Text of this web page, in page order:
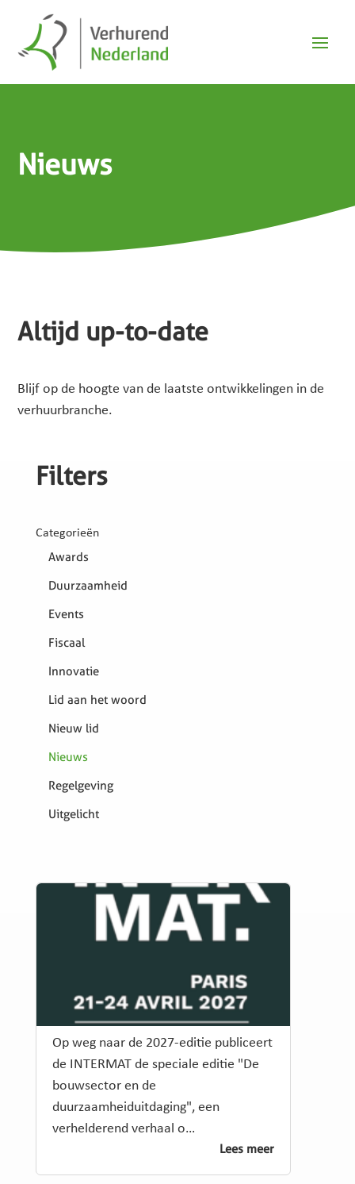
Nieuws
Altijd up-to-date
Blijf op de hoogte van de laatste ontwikkelingen in de
verhuurbranche.
Filters
Categorieën
Awards
Duurzaamheid
Events
Fiscaal
Innovatie
Lid aan het woord
Nieuw lid
Nieuws
Regelgeving
Uitgelicht
Op weg naar de 2027-editie publiceert
de INTERMAT de speciale editie "De
bouwsector en de
duurzaamheiduitdaging", een
verhelderend verhaal o…
Lees meer